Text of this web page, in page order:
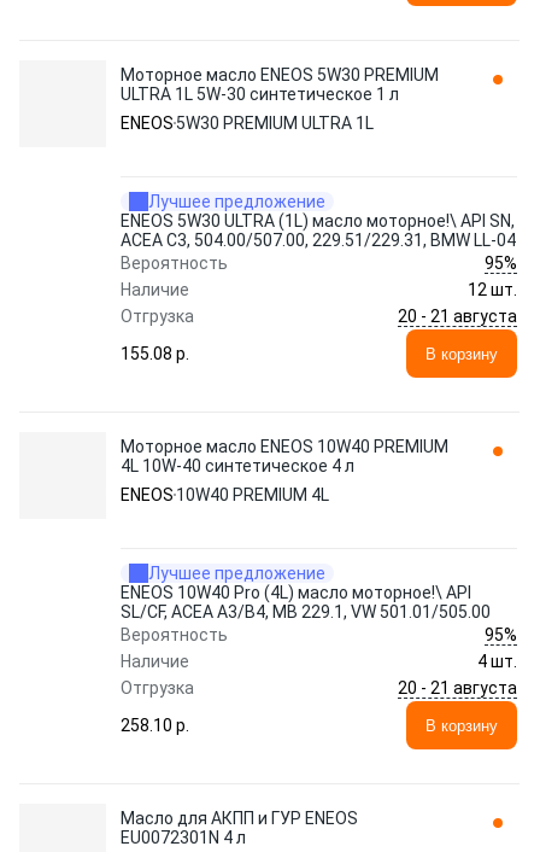
Моторное масло ENEOS 5W30 PREMIUM
ULTRA 1L 5W-30 синтетическое 1 л
ENEOS 5W30 PREMIUM ULTRA 1L
Лучшее предложение
ENEOS 5W30 ULTRA (1L) масло моторное!\ API SN,
ACEA C3, 504.00/507.00, 229.51/229.31, BMW LL-04
Вероятность
95%
Наличие
12 шт.
Отгрузка
20 - 21 августа
155.08 p.
В корзину
Моторное масло ENEOS 10W40 PREMIUM
4L 10W-40 синтетическое 4 л
ENEOS 10W40 PREMIUM 4L
Лучшее предложение
ENEOS 10W40 Pro (4L) масло моторное!\ API
SL/CF, ACEA A3/B4, MB 229.1, VW 501.01/505.00
Вероятность
95%
Наличие
4 шт.
Отгрузка
20 - 21 августа
258.10 p.
В корзину
Масло для АКПП и ГУР ENEOS
EU0072301N 4 л